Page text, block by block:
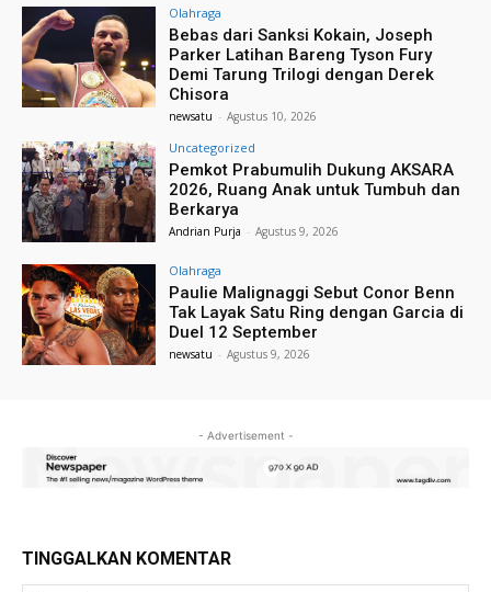
Olahraga
Bebas dari Sanksi Kokain, Joseph
Parker Latihan Bareng Tyson Fury
Demi Tarung Trilogi dengan Derek
Chisora
newsatu - Agustus 10, 2026
Uncategorized
Pemkot Prabumulih Dukung AKSARA
2026, Ruang Anak untuk Tumbuh dan
Berkarya
Andrian Purja - Agustus 9, 2026
Olahraga
Paulie Malignaggi Sebut Conor Benn
Tak Layak Satu Ring dengan Garcia di
Duel 12 September
newsatu - Agustus 9, 2026
- Advertisement -
TINGGALKAN KOMENTAR